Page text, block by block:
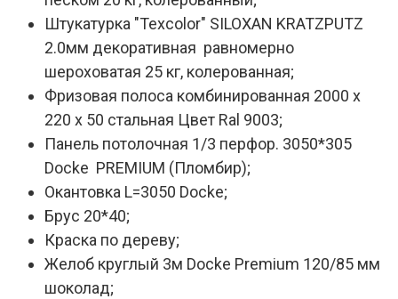
Штукатурка "Texcolor" SILOXAN KRATZPUTZ
2.0мм декоративная равномерно
шероховатая 25 кг, колерованная;
Фризовая полоса комбинированная 2000 х
220 х 50 стальная Цвет Ral 9003;
Панель потолочная 1/3 перфор. 3050*305
Docke PREMIUM (Пломбир);
Окантовка L=3050 Docke;
Брус 20*40;
Краска по дереву;
Желоб круглый 3м Docke Premium 120/85 мм
шоколад;